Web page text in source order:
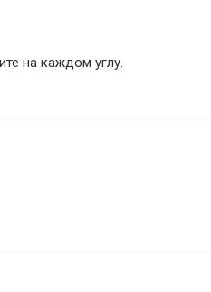
на каждом углу.